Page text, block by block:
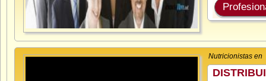
Nutricionistas en